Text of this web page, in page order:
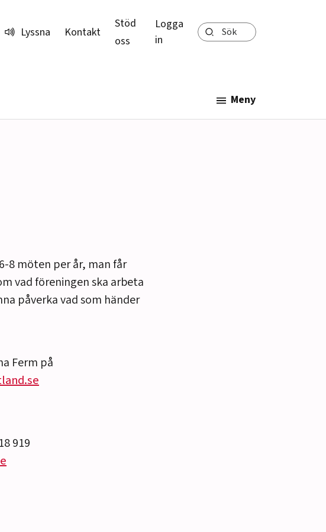
Lyssna Kontakt
Stöd
oss
Logga
in
Sök
Meny
8 möten per år, man får
vad föreningen ska arbeta
påverka vad som händer
Ferm på
919